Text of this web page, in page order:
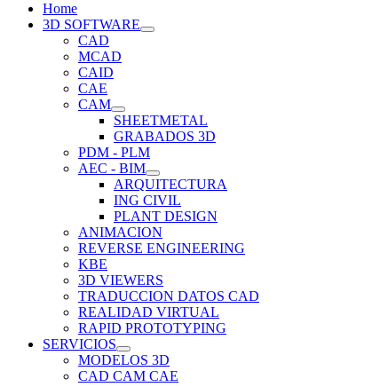
Home
3D SOFTWARE
CAD
MCAD
CAID
CAE
CAM
SHEETMETAL
GRABADOS 3D
PDM - PLM
AEC - BIM
ARQUITECTURA
ING CIVIL
PLANT DESIGN
ANIMACION
REVERSE ENGINEERING
KBE
3D VIEWERS
TRADUCCION DATOS CAD
REALIDAD VIRTUAL
RAPID PROTOTYPING
SERVICIOS
MODELOS 3D
CAD CAM CAE